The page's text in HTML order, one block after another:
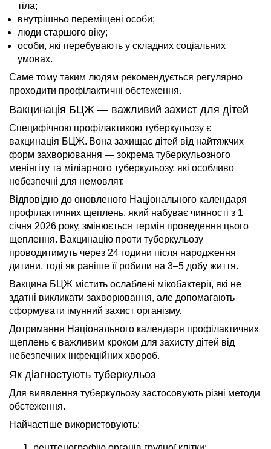
тіла;
внутрішньо переміщені особи;
люди старшого віку;
особи, які перебувають у складних соціальних
умовах.
Саме тому таким людям рекомендується регулярно
проходити профілактичні обстеження.
Вакцинація БЦЖ — важливий захист для дітей
Специфічною профілактикою туберкульозу є
вакцинація БЦЖ. Вона захищає дітей від найтяжчих
форм захворювання — зокрема туберкульозного
менінгіту та міліарного туберкульозу, які особливо
небезпечні для немовлят.
Відповідно до оновленого Національного календаря
профілактичних щеплень, який набуває чинності з 1
січня 2026 року, змінюється термін проведення цього
щеплення. Вакцинацію проти туберкульозу
проводитимуть через 24 години після народження
дитини, тоді як раніше її робили на 3–5 добу життя.
Вакцина БЦЖ містить ослаблені мікобактерії, які не
здатні викликати захворювання, але допомагають
сформувати імунний захист організму.
Дотримання Національного календаря профілактичних
щеплень є важливим кроком для захисту дітей від
небезпечних інфекційних хвороб.
Як діагностують туберкульоз
Для виявлення туберкульозу застосовують різні методи
обстеження.
Найчастіше використовують: